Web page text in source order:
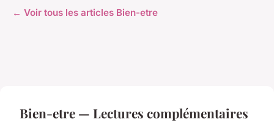
← Voir tous les articles Bien-etre
Bien-etre — Lectures complémentaires